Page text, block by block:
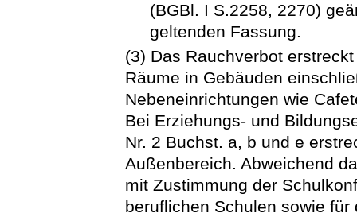
(BGBl. I S.2258, 2270)
geltenden Fassung.
(3) Das Rauchverbot
Räume in Gebäuden
Nebeneinrichtungen wie
Bei Erziehungs- und
Nr. 2 Buchst. a, b und e
Außenbereich. Abweichend
mit Zustimmung der
beruflichen Schulen sowie